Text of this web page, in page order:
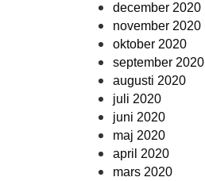
december 2020
november 2020
oktober 2020
september 2020
augusti 2020
juli 2020
juni 2020
maj 2020
april 2020
mars 2020